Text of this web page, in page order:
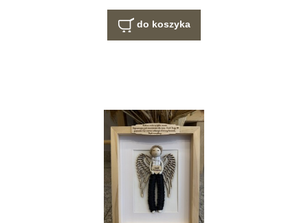
do koszyka